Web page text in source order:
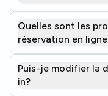
Quelles sont les
réservation en
Puis-je modifier la
in?